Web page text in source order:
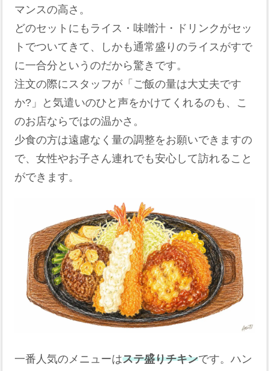
マンスの高さ。
どのセットにもライス・味噌汁・ドリンクがセッ
トでついてきて、しかも通常盛りのライスがすで
に一合分というのだから驚きです。
注文の際にスタッフが「ご飯の量は大丈夫です
か?」と気遣いのひと声をかけてくれるのも、こ
のお店ならではの温かさ。
少食の方は遠慮なく量の調整をお願いできますの
で、女性やお子さん連れでも安心して訪れること
ができます。
一番人気のメニューはステ盛りチキンです。ハン